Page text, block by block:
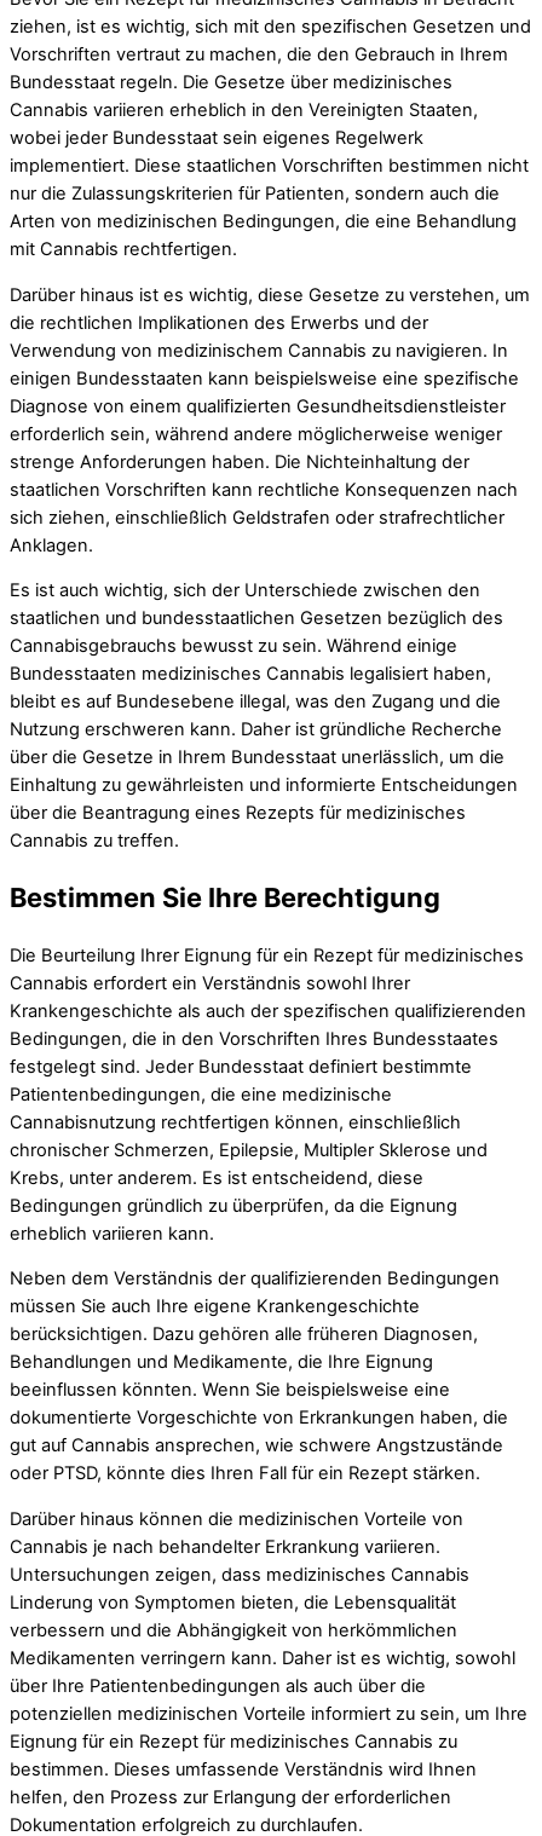
ziehen, ist es wichtig, sich mit den spezifischen Gesetzen und
Vorschriften vertraut zu machen, die den Gebrauch in Ihrem
Bundesstaat regeln. Die Gesetze über medizinisches
Cannabis variieren erheblich in den Vereinigten Staaten,
wobei jeder Bundesstaat sein eigenes Regelwerk
implementiert. Diese staatlichen Vorschriften bestimmen nicht
nur die Zulassungskriterien für Patienten, sondern auch die
Arten von medizinischen Bedingungen, die eine Behandlung
mit Cannabis rechtfertigen.
Darüber hinaus ist es wichtig, diese Gesetze zu verstehen, um
die rechtlichen Implikationen des Erwerbs und der
Verwendung von medizinischem Cannabis zu navigieren. In
einigen Bundesstaaten kann beispielsweise eine spezifische
Diagnose von einem qualifizierten Gesundheitsdienstleister
erforderlich sein, während andere möglicherweise weniger
strenge Anforderungen haben. Die Nichteinhaltung der
staatlichen Vorschriften kann rechtliche Konsequenzen nach
sich ziehen, einschließlich Geldstrafen oder strafrechtlicher
Anklagen.
Es ist auch wichtig, sich der Unterschiede zwischen den
staatlichen und bundesstaatlichen Gesetzen bezüglich des
Cannabisgebrauchs bewusst zu sein. Während einige
Bundesstaaten medizinisches Cannabis legalisiert haben,
bleibt es auf Bundesebene illegal, was den Zugang und die
Nutzung erschweren kann. Daher ist gründliche Recherche
über die Gesetze in Ihrem Bundesstaat unerlässlich, um die
Einhaltung zu gewährleisten und informierte Entscheidungen
über die Beantragung eines Rezepts für medizinisches
Cannabis zu treffen.
Bestimmen Sie Ihre Berechtigung
Die Beurteilung Ihrer Eignung für ein Rezept für medizinisches
Cannabis erfordert ein Verständnis sowohl Ihrer
Krankengeschichte als auch der spezifischen qualifizierenden
Bedingungen, die in den Vorschriften Ihres Bundesstaates
festgelegt sind. Jeder Bundesstaat definiert bestimmte
Patientenbedingungen, die eine medizinische
Cannabisnutzung rechtfertigen können, einschließlich
chronischer Schmerzen, Epilepsie, Multipler Sklerose und
Krebs, unter anderem. Es ist entscheidend, diese
Bedingungen gründlich zu überprüfen, da die Eignung
erheblich variieren kann.
Neben dem Verständnis der qualifizierenden Bedingungen
müssen Sie auch Ihre eigene Krankengeschichte
berücksichtigen. Dazu gehören alle früheren Diagnosen,
Behandlungen und Medikamente, die Ihre Eignung
beeinflussen könnten. Wenn Sie beispielsweise eine
dokumentierte Vorgeschichte von Erkrankungen haben, die
gut auf Cannabis ansprechen, wie schwere Angstzustände
oder PTSD, könnte dies Ihren Fall für ein Rezept stärken.
Darüber hinaus können die medizinischen Vorteile von
Cannabis je nach behandelter Erkrankung variieren.
Untersuchungen zeigen, dass medizinisches Cannabis
Linderung von Symptomen bieten, die Lebensqualität
verbessern und die Abhängigkeit von herkömmlichen
Medikamenten verringern kann. Daher ist es wichtig, sowohl
über Ihre Patientenbedingungen als auch über die
potenziellen medizinischen Vorteile informiert zu sein, um Ihre
Eignung für ein Rezept für medizinisches Cannabis zu
bestimmen. Dieses umfassende Verständnis wird Ihnen
helfen, den Prozess zur Erlangung der erforderlichen
Dokumentation erfolgreich zu durchlaufen.